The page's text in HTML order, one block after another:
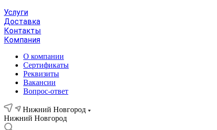
Услуги
Доставка
Контакты
Компания
О компании
Сертификаты
Реквизиты
Вакансии
Вопрос-ответ
Нижний Новгород
Нижний Новгород